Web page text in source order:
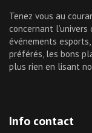
Tenez vous au
concernant
événements
préférés, les bons
plus rien en lisant
Info contact